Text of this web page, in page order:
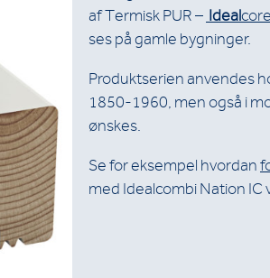
af Termisk PUR – Ideal
ses på gamle bygninger.
Produktserien anvendes
1850-1960, men også i
ønskes.
Se for eksempel hvordan
med Idealcombi Nation